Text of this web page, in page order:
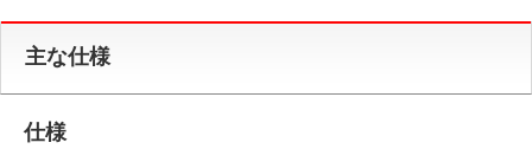
主な仕様
仕様